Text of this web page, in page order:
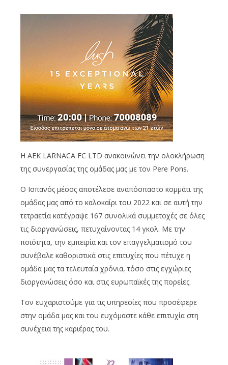
H AEK LARNACA FC LTD ανακοινώνει την ολοκλήρωση
της συνεργασίας της ομάδας μας με τον Pere Pons.
Ο Ισπανός μέσος αποτέλεσε αναπόσπαστο κομμάτι της
ομάδας μας από το καλοκαίρι του 2022 και σε αυτή την
τετραετία κατέγραψε 167 συνολικά συμμετοχές σε όλες
τις διοργανώσεις, πετυχαίνοντας 14 γκολ. Με την
ποιότητα, την εμπειρία και τον επαγγελματισμό του
συνέβαλε καθοριστικά στις επιτυχίες που πέτυχε η
ομάδα μας τα τελευταία χρόνια, τόσο στις εγχώριες
διοργανώσεις όσο και στις ευρωπαϊκές της πορείες.
Τον ευχαριστούμε για τις υπηρεσίες που προσέφερε
στην ομάδα μας και του ευχόμαστε κάθε επιτυχία στη
συνέχεια της καριέρας του.